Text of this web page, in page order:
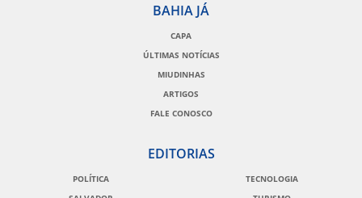
BAHIA JÁ
CAPA
ÚLTIMAS NOTÍCIAS
MIUDINHAS
ARTIGOS
FALE CONOSCO
EDITORIAS
POLÍTICA
TECNOLOGIA